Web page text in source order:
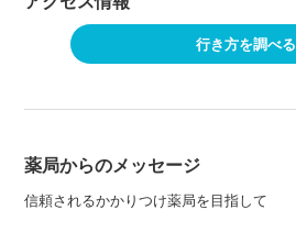
行き方を調べる
薬局からのメッセージ
信頼されるかかりつけ薬局を目指して